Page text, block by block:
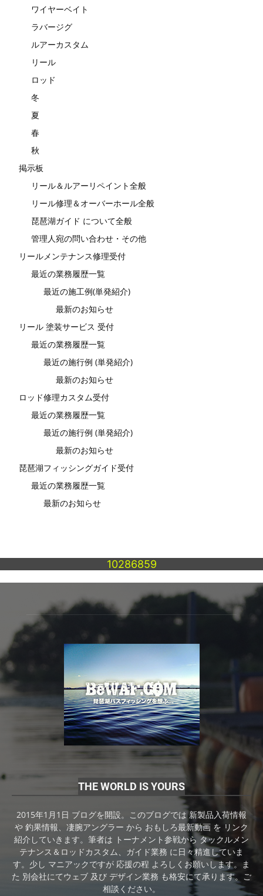
ワイヤーベイト
ラバージグ
ルアーカスタム
リール
ロッド
冬
夏
春
秋
掲示板
リール＆ルアーリペイント全般
リール修理＆オーバーホール全般
琵琶湖ガイド について全般
管理人宛の問い合わせ・その他
リールメンテナンス修理受付
最近の業務履歴一覧
最近の施工例(単発紹介)
最新のお知らせ
リール 塗装サービス 受付
最近の業務履歴一覧
最近の施行例 (単発紹介)
最新のお知らせ
ロッド修理カスタム受付
最近の業務履歴一覧
最近の施行例 (単発紹介)
最新のお知らせ
琵琶湖フィッシングガイド受付
最近の業務履歴一覧
最新のお知らせ
10286859
THE WORLD IS YOURS
2015年1月1日 ブログを開設。このブログでは 新製品入荷情報
や 釣果情報、凄腕アングラー から おもしろ最新動画 を リンク
紹介していきます。筆者は トーナメント参戦から タックルメン
テナンス＆ロッドカスタム、ガイド業務 に日々精進していま
す。少し マニアックですが 応援の程 よろしくお願いします。ま
た 別会社にてウェブ 及び デザイン業務 も格安にて承ります。ご
相談ください。